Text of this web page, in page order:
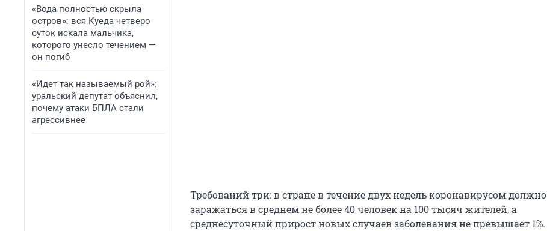
«Вода полностью скрыла
остров»: вся Куеда четверо
суток искала мальчика,
которого унесло течением —
он погиб
«Идет так называемый рой»:
уральский депутат объяснил,
почему атаки БПЛА стали
агрессивнее
Требований три: в стране в течение двух недель коронавирусом должно
заражаться в среднем не более 40 человек на 100 тысяч жителей, а
среднесуточный прирост новых случаев заболевания не превышает 1%.